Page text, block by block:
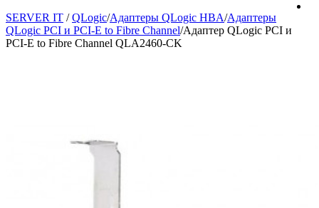
SERVER IT / QLogic/Адаптеры QLogic HBA/Адаптеры
QLogic PCI и PCI-E to Fibre Channel/Адаптер QLogic PCI и
PCI-E to Fibre Channel QLA2460-CK